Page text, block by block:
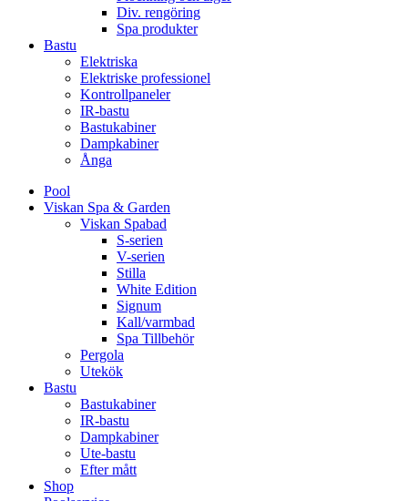
Div. rengöring
Spa produkter
Bastu
Elektriska
Elektriske professionel
Kontrollpaneler
IR-bastu
Bastukabiner
Dampkabiner
Ånga
Pool
Viskan Spa & Garden
Viskan Spabad
S-serien
V-serien
Stilla
White Edition
Signum
Kall/varmbad
Spa Tillbehör
Pergola
Utekök
Bastu
Bastukabiner
IR-bastu
Dampkabiner
Ute-bastu
Efter mått
Shop